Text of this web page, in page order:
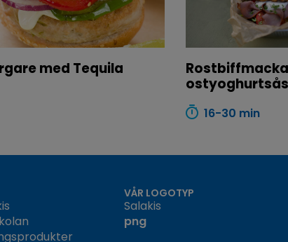
med Tequila
ostyoghurtsås
16-30 min
VÅR LOGOTYP
Salakis
png